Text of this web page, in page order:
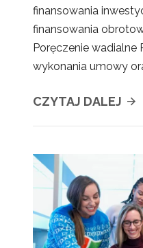
finansowania
finansowania
Poręczenie wadialne
wykonania umowy
CZYTAJ DALEJ